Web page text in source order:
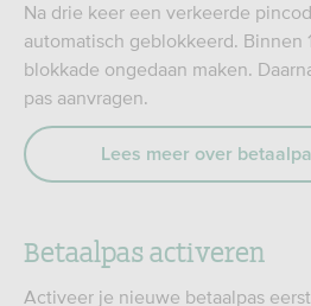
Na drie keer een verkeerde
automatisch geblokkeerd. Binnen
blokkade ongedaan maken.
pas aanvragen.
Lees meer over
Betaalpas activeren
Activeer je nieuwe betaalpas